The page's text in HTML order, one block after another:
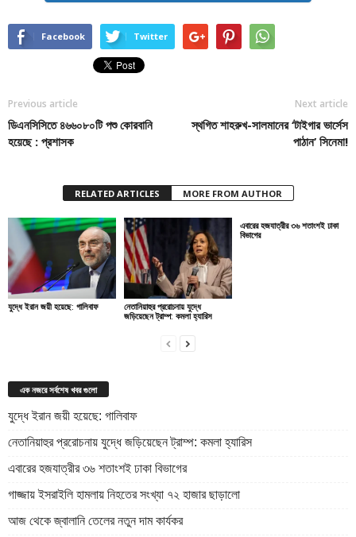
Facebook Twitter
Previous article
ডিএনসিসিতে ৪৬৬০৮০টি পশু কোরবানি
হয়েছে : প্রশাসক
Next article
স্থগিত শাহরুখ-সালমানের ‘টাইগার ভার্সেস
পাঠান’ সিনেমা!
RELATED ARTICLES MORE FROM AUTHOR
যুদ্ধে ইরান জয়ী হয়েছে: গালিবাফ
নেতানিয়াহুর প্ররোচনায় যুদ্ধে
জড়িয়েছেন ট্রাম্প: কমলা হ্যারিস
এবারের হজযাত্রীর ৩৬ শতাংশই ঢাকা
বিভাগের
এক নজরে সর্বশেষ খবর গুলো
যুদ্ধে ইরান জয়ী হয়েছে: গালিবাফ
নেতানিয়াহুর প্ররোচনায় যুদ্ধে জড়িয়েছেন ট্রাম্প: কমলা হ্যারিস
এবারের হজযাত্রীর ৩৬ শতাংশই ঢাকা বিভাগের
গাজ্জায় ইসরাইলি হামলায় নিহতের সংখ্যা ৭২ হাজার ছাড়ালো
আজ থেকে জ্বালানি তেলের নতুন দাম কার্যকর